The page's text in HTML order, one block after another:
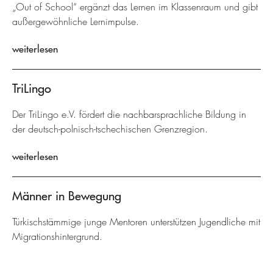
„Out of School“ ergänzt das Lernen im Klassenraum und gibt
außergewöhnliche Lernimpulse.
weiterlesen
TriLingo
Der TriLingo e.V. fördert die nachbarsprachliche Bildung in
der deutsch-polnisch-tschechischen Grenzregion.
weiterlesen
Männer in Bewegung
Türkischstämmige junge Mentoren unterstützen Jugendliche mit
Migrationshintergrund.